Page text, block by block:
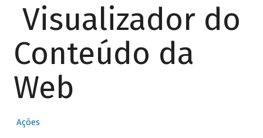
Visualizador do
Conteúdo da
Web
Ações